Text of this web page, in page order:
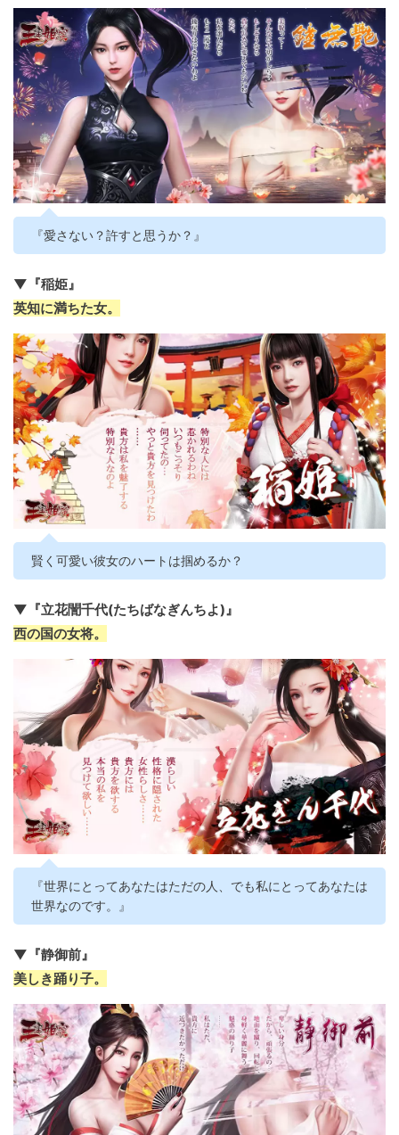
『愛さない？許すと思うか？』
▼『稲姫』
英知に満ちた女。
賢く可愛い彼女のハートは掴めるか？
▼『立花誾千代(たちばなぎんちよ)』
西の国の女将。
『世界にとってあなたはただの人、でも私にとってあなたは
世界なのです。』
▼『静御前』
美しき踊り子。